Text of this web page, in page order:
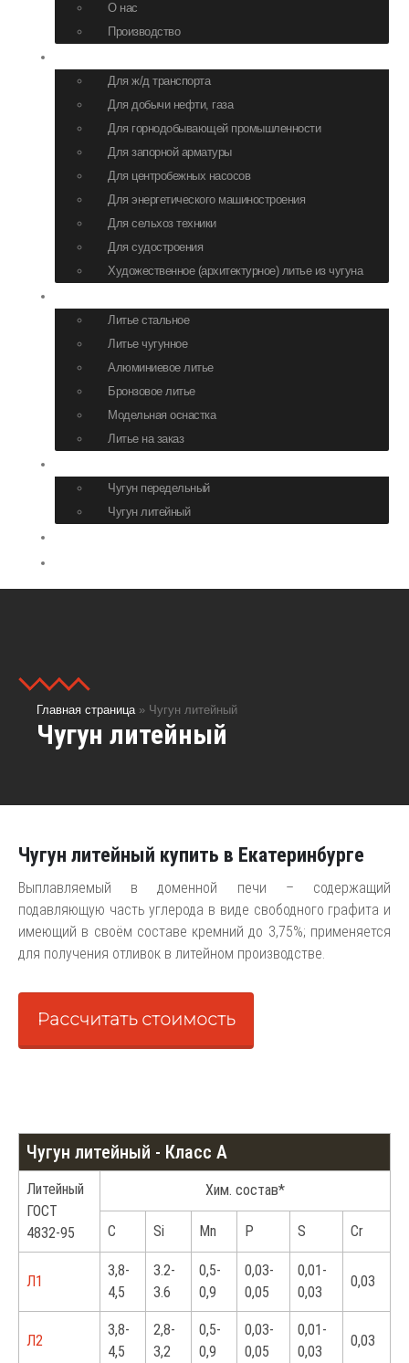
О нас
Производство
Для ж/д транспорта
Для добычи нефти, газа
Для горнодобывающей промышленности
Для запорной арматуры
Для центробежных насосов
Для энергетического машиностроения
Для сельхоз техники
Для судостроения
Художественное (архитектурное) литье из чугуна
Литье стальное
Литье чугунное
Алюминиевое литье
Бронзовое литье
Модельная оснастка
Литье на заказ
Чугун передельный
Чугун литейный
Главная страница» Чугун литейный
Чугун литейный
Чугун литейный купить в Екатеринбурге
Выплавляемый в доменной печи – содержащий
подавляющую часть углерода в виде свободного графита и
имеющий в своём составе кремний до 3,75%; применяется
для получения отливок в литейном производстве.
Рассчитать стоимость
Чугун литейный - Класс A
Литейный
ГОСТ
4832-95
Хим. состав*
С Si Mn P S Cr
Л1
3,8-
4,5
3.2-
3.6
0,5-
0,9
0,03-
0,05
0,01-
0,03
0,03
Л2
3,8-
4,5
2,8-
3,2
0,5-
0,9
0,03-
0,05
0,01-
0,03
0,03